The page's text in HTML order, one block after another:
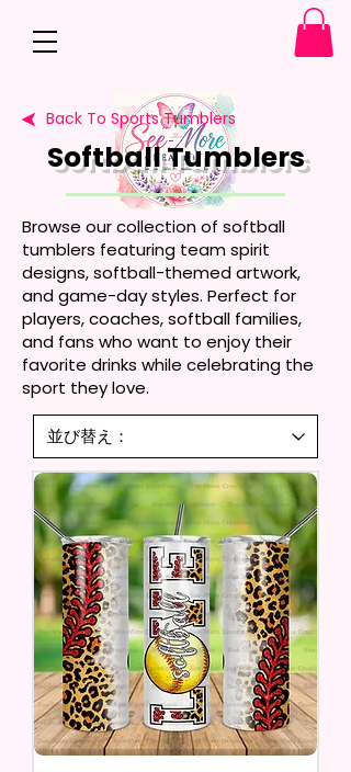
Back To Sports Tumblers
Softball Tumblers
Browse our collection of softball
tumblers featuring team spirit
designs, softball-themed artwork,
and game-day styles. Perfect for
players, coaches, softball families,
and fans who want to enjoy their
favorite drinks while celebrating the
sport they love.